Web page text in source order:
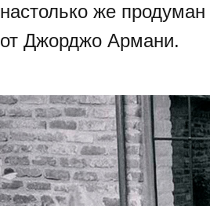
настолько же
от Джорджо Армани.